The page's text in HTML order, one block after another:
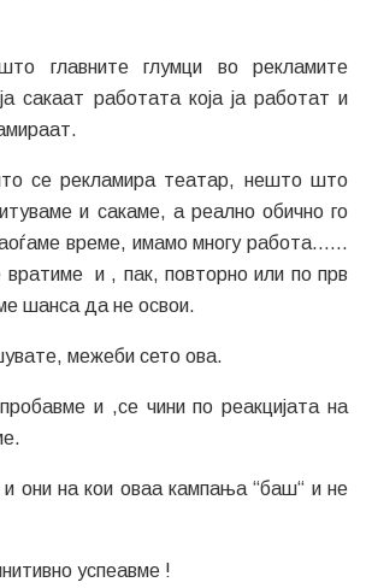
главните глумци во рекламите
сакаат работата која ја работат и
се рекламира театар, нешто што
и сакаме, а реално обично го
време, имамо многу работа……
и , пак, повторно или по прв
шанса да не освои.
межеби сето ова.
и ,се чини по реакцијата на
они на кои оваа кампања “баш“ и не
успеавме !